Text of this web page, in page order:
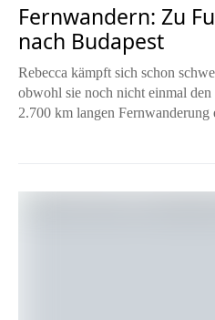
Fernwandern: Zu
nach Budapest
Rebecca kämpft sich schon
obwohl sie noch nicht einmal
2.700 km langen Fernwanderung